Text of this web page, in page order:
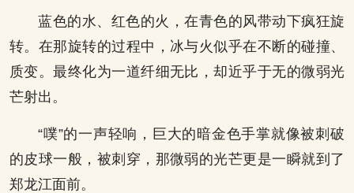
蓝色的水、红色的火，在青色的风带动下疯狂旋
转。在那旋转的过程中，冰与火似乎在不断的碰撞、
质变。最终化为一道纤细无比，却近乎于无的微弱光
芒射出。
“噗”的一声轻响，巨大的暗金色手掌就像被刺破
的皮球一般，被刺穿，那微弱的光芒更是一瞬就到了
郑龙江面前。